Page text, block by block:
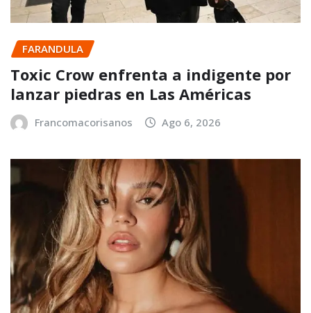
FARANDULA
Toxic Crow enfrenta a indigente por
lanzar piedras en Las Américas
Francomacorisanos Ago 6, 2026